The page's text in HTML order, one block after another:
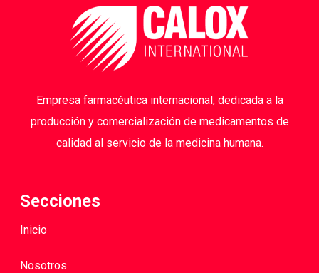
Empresa farmacéutica internacional, dedicada a la
producción y comercialización de medicamentos de
calidad al servicio de la medicina humana.
Secciones
Inicio
Nosotros